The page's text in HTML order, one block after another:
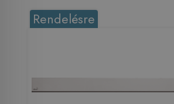
Rendelésre